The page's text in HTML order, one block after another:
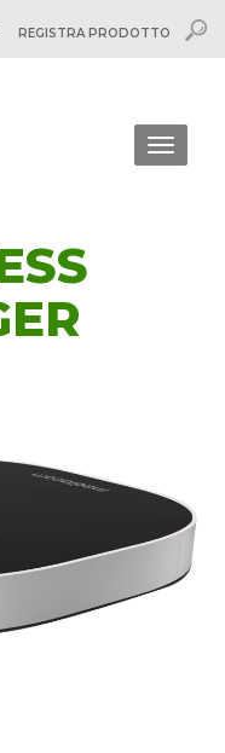
REGISTRA PRODOTTO